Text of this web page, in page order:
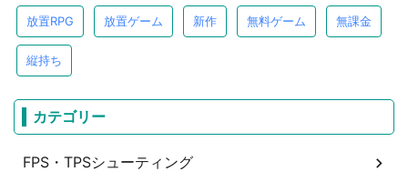
放置RPG 放置ゲーム 新作 無料ゲーム 無課金
縦持ち
カテゴリー
FPS・TPSシューティング